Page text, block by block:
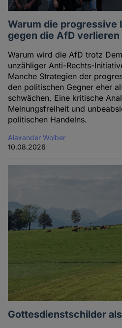
Warum die progressive
gegen die AfD
Warum wird die AfD trotz
unzähliger Anti-Rechts-
Manche Strategien der
den politischen Gegner eher
schwächen. Eine kritische
Meinungsfreiheit und
politischen Handelns.
Alexander Wolber
10.08.2026
Gottesdienstschilder